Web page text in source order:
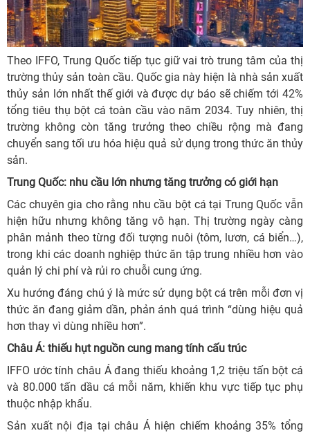
Theo IFFO, Trung Quốc tiếp tục giữ vai trò trung tâm của thị
trường thủy sản toàn cầu. Quốc gia này hiện là nhà sản xuất
thủy sản lớn nhất thế giới và được dự báo sẽ chiếm tới 42%
tổng tiêu thụ bột cá toàn cầu vào năm 2034. Tuy nhiên, thị
trường không còn tăng trưởng theo chiều rộng mà đang
chuyển sang tối ưu hóa hiệu quả sử dụng trong thức ăn thủy
sản.
Trung Quốc: nhu cầu lớn nhưng tăng trưởng có giới hạn
Các chuyên gia cho rằng nhu cầu bột cá tại Trung Quốc vẫn
hiện hữu nhưng không tăng vô hạn. Thị trường ngày càng
phân mảnh theo từng đối tượng nuôi (tôm, lươn, cá biển…),
trong khi các doanh nghiệp thức ăn tập trung nhiều hơn vào
quản lý chi phí và rủi ro chuỗi cung ứng.
Xu hướng đáng chú ý là mức sử dụng bột cá trên mỗi đơn vị
thức ăn đang giảm dần, phản ánh quá trình “dùng hiệu quả
hơn thay vì dùng nhiều hơn”.
Châu Á: thiếu hụt nguồn cung mang tính cấu trúc
IFFO ước tính châu Á đang thiếu khoảng 1,2 triệu tấn bột cá
và 80.000 tấn dầu cá mỗi năm, khiến khu vực tiếp tục phụ
thuộc nhập khẩu.
Sản xuất nội địa tại châu Á hiện chiếm khoảng 35% tổng